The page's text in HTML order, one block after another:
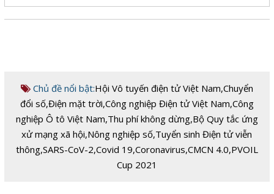
Chủ đề nổi bật:Hội Vô tuyến điện tử Việt Nam,Chuyển
đổi số,Điện mặt trời,Công nghiệp Điện tử Việt Nam,Công
nghiệp Ô tô Việt Nam,Thu phí không dừng,Bộ Quy tắc ứng
xử mạng xã hội,Nông nghiệp số,Tuyển sinh Điện tử viễn
thông,SARS-CoV-2,Covid 19,Coronavirus,CMCN 4.0,PVOIL
Cup 2021